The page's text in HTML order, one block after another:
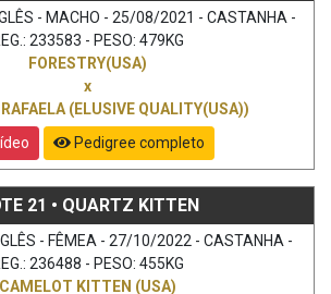
- MACHO - 25/08/2021 - CASTANHA -
233583 - PESO: 479KG
FORESTRY(USA)
x
(ELUSIVE QUALITY(USA))
Pedigree completo
21 • QUARTZ KITTEN
- FÊMEA - 27/10/2022 - CASTANHA -
236488 - PESO: 455KG
CAMELOT KITTEN (USA)